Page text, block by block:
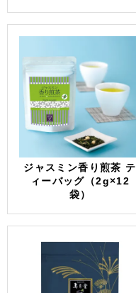
ジャスミン香り煎茶 テ
ィーバッグ（2g×12
袋）